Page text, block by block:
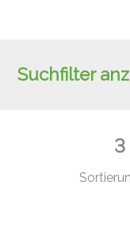
Suchfilter
3